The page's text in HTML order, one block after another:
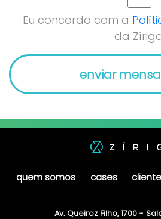
Eu concordo com a
da
quem somos cases
Av. Queiroz Filho, 1700 -